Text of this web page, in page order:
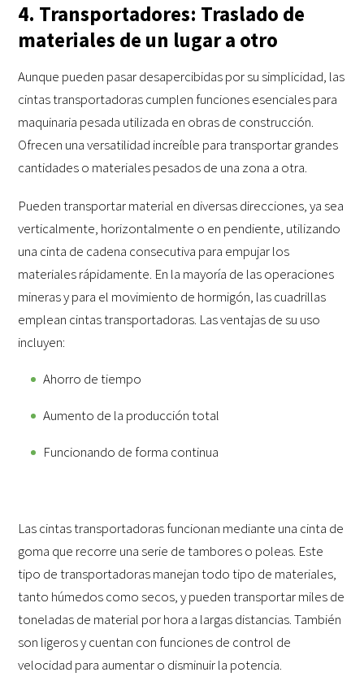
4. Transportadores: Traslado de
materiales de un lugar a otro
Aunque pueden pasar desapercibidas por su simplicidad, las
cintas transportadoras cumplen funciones esenciales para
maquinaria pesada utilizada en obras de construcción.
Ofrecen una versatilidad increíble para transportar grandes
cantidades o materiales pesados de una zona a otra.
Pueden transportar material en diversas direcciones, ya sea
verticalmente, horizontalmente o en pendiente, utilizando
una cinta de cadena consecutiva para empujar los
materiales rápidamente. En la mayoría de las operaciones
mineras y para el movimiento de hormigón, las cuadrillas
emplean cintas transportadoras. Las ventajas de su uso
incluyen:
Ahorro de tiempo
Aumento de la producción total
Funcionando de forma continua
Las cintas transportadoras funcionan mediante una cinta de
goma que recorre una serie de tambores o poleas. Este
tipo de transportadoras manejan todo tipo de materiales,
tanto húmedos como secos, y pueden transportar miles de
toneladas de material por hora a largas distancias. También
son ligeros y cuentan con funciones de control de
velocidad para aumentar o disminuir la potencia.